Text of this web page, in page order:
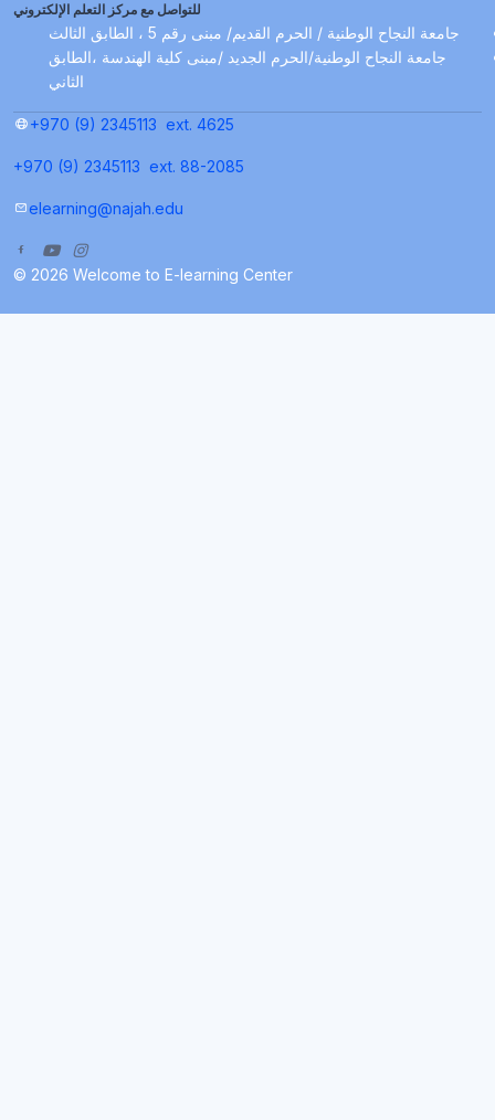
للتواصل مع مركز التعلم الإلكتروني
جامعة النجاح الوطنية / الحرم القديم/ مبنى رقم 5 ، الطابق الثالث
جامعة النجاح الوطنية/الحرم الجديد /مبنى كلية الهندسة ،الطابق
الثاني
+970 (9) 2345113 ext. 4625
+970 (9) 2345113 ext. 88-2085
elearning@najah.edu
© 2026 Welcome to E-learning Center